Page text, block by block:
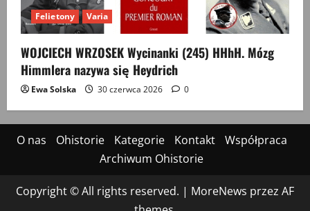
Felietony Varia
WOJCIECH WRZOSEK Wycinanki (245) HHhH. Mózg
Himmlera nazywa się Heydrich
Ewa Solska 30 czerwca 2026 0
O nas Ohistorie Kategorie Kontakt
Współpraca
Archiwum Ohistorie
Copyright © All rights reserved. | MoreNews przez AF